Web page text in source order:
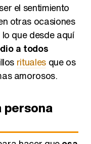
el sentimiento
otras ocasiones
que desde aquí
a todos
ritualesque os
amorosos.
persona